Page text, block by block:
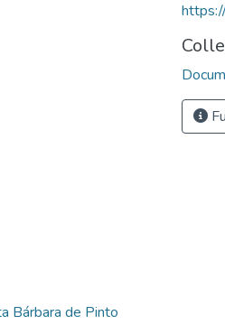
Bárbara de Pinto